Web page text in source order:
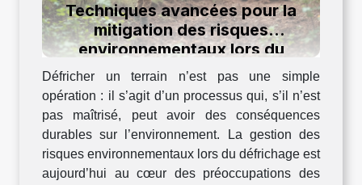
Techniques avancées pour la
mitigation des risques
environnementaux lors du
défrichage
Défricher un terrain n’est pas une simple
opération : il s’agit d’un processus qui, s’il n’est
pas maîtrisé, peut avoir des conséquences
durables sur l’environnement. La gestion des
risques environnementaux lors du défrichage est
aujourd’hui au cœur des préoccupations des